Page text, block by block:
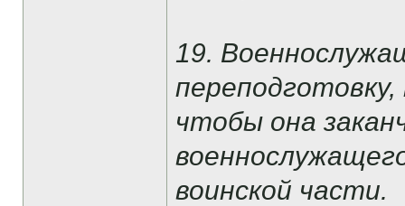
19.
переподготовку,
чтобы она
воинской части.